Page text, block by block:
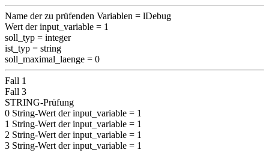
Name der zu prüfenden Variablen = lDebug
Wert der input_variable = 1
soll_typ = integer
ist_typ = string
soll_maximal_laenge = 0
Fall 1
Fall 3
STRING-Prüfung
0 String-Wert der input_variable = 1
1 String-Wert der input_variable = 1
2 String-Wert der input_variable = 1
3 String-Wert der input_variable = 1